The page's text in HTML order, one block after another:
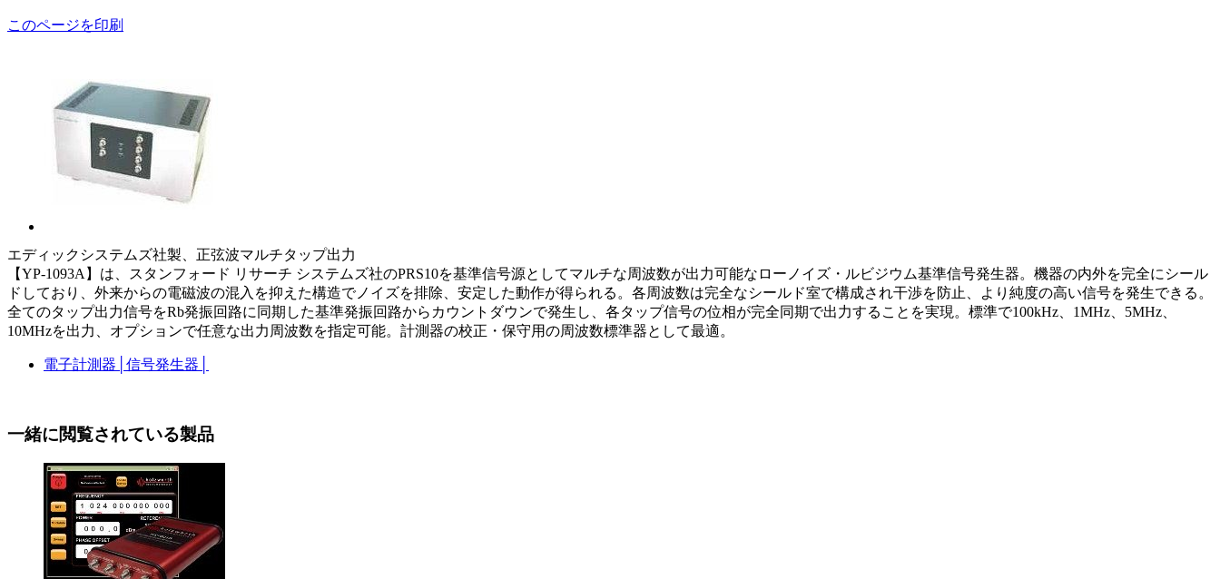
このページを印刷
エディックシステムズ社製、正弦波マルチタップ出力
【YP-1093A】は、スタンフォード リサーチ システムズ社のPRS10を基準信号源としてマルチな周波数が出力可能なローノイズ・ルビジウム基準信号発生器。機器の内外を完全にシール
ドしており、外来からの電磁波の混入を抑えた構造でノイズを排除、安定した動作が得られる。各周波数は完全なシールド室で構成され干渉を防止、より純度の高い信号を発生できる。
全てのタップ出力信号をRb発振回路に同期した基準発振回路からカウントダウンで発生し、各タップ信号の位相が完全同期で出力することを実現。標準で100kHz、1MHz、5MHz、
10MHzを出力、オプションで任意な出力周波数を指定可能。計測器の校正・保守用の周波数標準器として最適。
電子計測器 信号発生器
一緒に閲覧されている製品